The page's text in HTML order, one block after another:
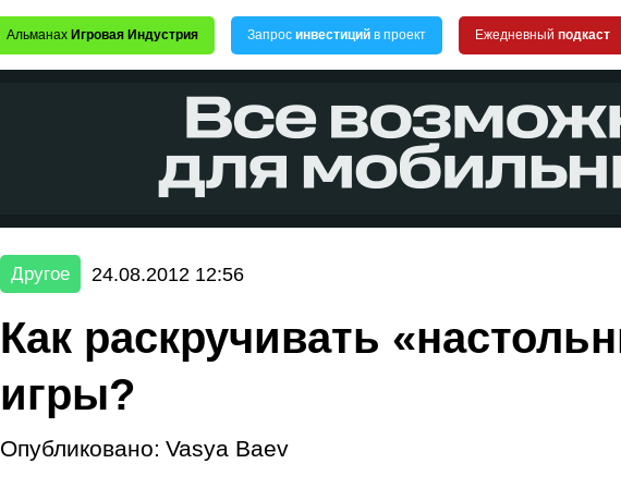
Альманах Игровая Индустрия Запрос инвестиций в проект Ежедневный подкаст
Другое 24.08.2012 12:56
Как раскручивать
игры?
Опубликовано: Vasya Baev